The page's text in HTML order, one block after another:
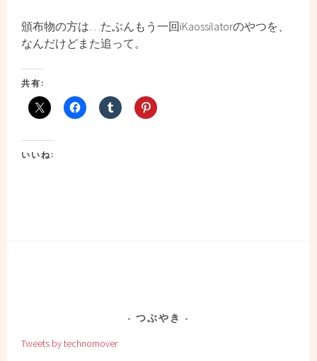
頒布物の方は…たぶんもう一回iKaossilatorのやつを、
なんだけどまた追って。
共有:
いいね:
つぶやき
Tweets by technomover